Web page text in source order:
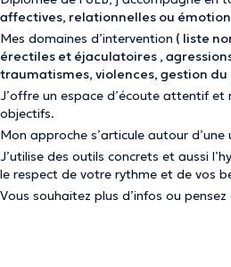
affectives, relationnelles ou
Mes domaines d’intervention ( liste
érectiles et éjaculatoires ,
J’offre un espace d’écoute attentif
objectifs.
Mon approche s’articule autour
J’utilise des outils concrets et aussi
le respect de votre rythme et de vos
Vous souhaitez plus d’infos ou